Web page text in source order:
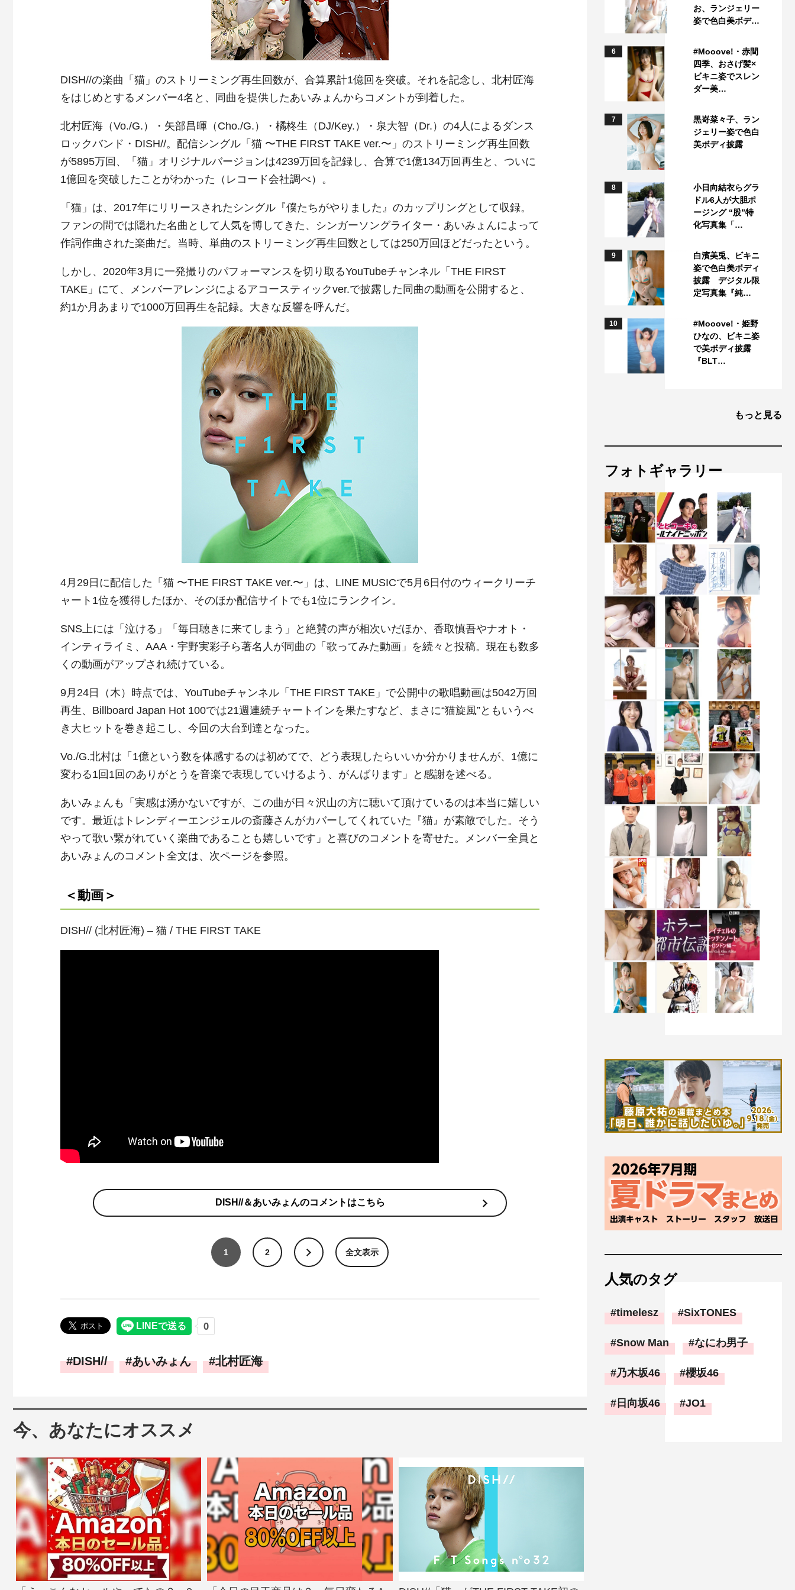
DISH//の楽曲「猫」のストリーミング再生回数が、合算累計1億回を突破。それを記念し、北村匠海
をはじめとするメンバー4名と、同曲を提供したあいみょんからコメントが到着した。
北村匠海（Vo./G.）・矢部昌暉（Cho./G.）・橘柊生（DJ/Key.）・泉大智（Dr.）の4人によるダンス
ロックバンド・DISH//。配信シングル「猫 〜THE FIRST TAKE ver.〜」のストリーミング再生回数
が5895万回、「猫」オリジナルバージョンは4239万回を記録し、合算で1億134万回再生と、ついに
1億回を突破したことがわかった（レコード会社調べ）。
「猫」は、2017年にリリースされたシングル『僕たちがやりました』のカップリングとして収録。
ファンの間では隠れた名曲として人気を博してきた、シンガーソングライター・あいみょんによって
作詞作曲された楽曲だ。当時、単曲のストリーミング再生回数としては250万回ほどだったという。
しかし、2020年3月に一発撮りのパフォーマンスを切り取るYouTubeチャンネル「THE FIRST
TAKE」にて、メンバーアレンジによるアコースティックver.で披露した同曲の動画を公開すると、
約1か月あまりで1000万回再生を記録。大きな反響を呼んだ。
4月29日に配信した「猫 〜THE FIRST TAKE ver.〜」は、LINE MUSICで5月6日付のウィークリーチ
ャート1位を獲得したほか、そのほか配信サイトでも1位にランクイン。
SNS上には「泣ける」「毎日聴きに来てしまう」と絶賛の声が相次いだほか、香取慎吾やナオト・
インティライミ、AAA・宇野実彩子ら著名人が同曲の「歌ってみた動画」を続々と投稿。現在も数多
くの動画がアップされ続けている。
9月24日（木）時点では、YouTubeチャンネル「THE FIRST TAKE」で公開中の歌唱動画は5042万回
再生、Billboard Japan Hot 100では21週連続チャートインを果たすなど、まさに“猫旋風”ともいうべ
き大ヒットを巻き起こし、今回の大台到達となった。
Vo./G.北村は「1億という数を体感するのは初めてで、どう表現したらいいか分かりませんが、1億に
変わる1回1回のありがとうを音楽で表現していけるよう、がんばります」と感謝を述べる。
あいみょんも「実感は湧かないですが、この曲が日々沢山の方に聴いて頂けているのは本当に嬉しい
です。最近はトレンディーエンジェルの斎藤さんがカバーしてくれていた『猫』が素敵でした。そう
やって歌い繋がれていく楽曲であることも嬉しいです」と喜びのコメントを寄せた。メンバー全員と
あいみょんのコメント全文は、次ページを参照。
＜動画＞
DISH// (北村匠海) – 猫 / THE FIRST TAKE
DISH//＆あいみょんのコメントはこちら
1 2 全文表示
DISH// あいみょん 北村匠海
今、あなたにオススメ
お、ランジェリー
姿で色白美ボデ…
6
#Mooove!・赤間
四季、おさげ髪×
ビキニ姿でスレン
ダー美…
7
黒嵜菜々子、ラン
ジェリー姿で色白
美ボディ披露
8
小日向結衣らグラ
ドル6人が大胆ポ
ージング “股”特
化写真集「…
9
白濱美兎、ビキニ
姿で色白美ボディ
披露 デジタル限
定写真集『純…
10
#Mooove!・姫野
ひなの、ビキニ姿
で美ボディ披露
『BLT…
もっと見る
フォトギャラリー
人気のタグ
timelesz SixTONES
Snow Man なにわ男子
乃木坂46 櫻坂46
日向坂46 JO1